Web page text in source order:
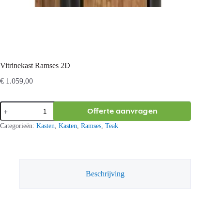
Vitrinekast Ramses 2D
€ 1.059,00
Vitrinekast
Ramses
2D
aantal
Offerte aanvragen
Categorieën: Kasten, Kasten, Ramses, Teak
Beschrijving